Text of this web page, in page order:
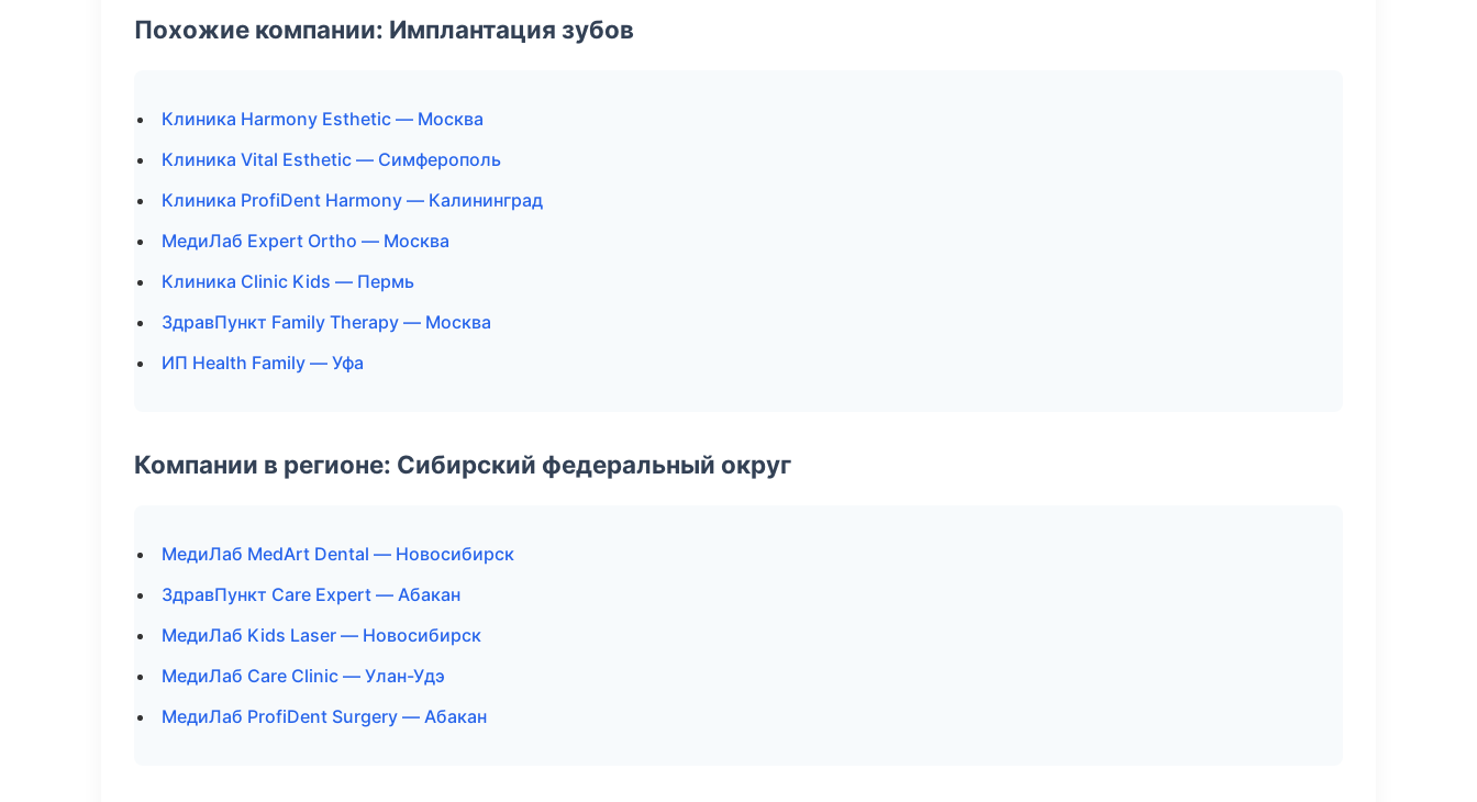
Похожие компании: Имплантация зубов
Клиника Harmony Esthetic — Москва
Клиника Vital Esthetic — Симферополь
Клиника ProfiDent Harmony — Калининград
МедиЛаб Expert Ortho — Москва
Клиника Clinic Kids — Пермь
ЗдравПункт Family Therapy — Москва
ИП Health Family — Уфа
Компании в регионе: Сибирский федеральный округ
МедиЛаб MedArt Dental — Новосибирск
ЗдравПункт Care Expert — Абакан
МедиЛаб Kids Laser — Новосибирск
МедиЛаб Care Clinic — Улан-Удэ
МедиЛаб ProfiDent Surgery — Абакан